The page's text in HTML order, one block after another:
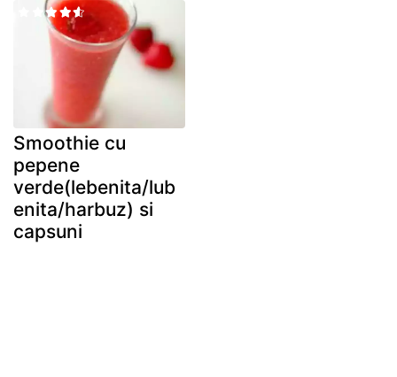
Smoothie cu
pepene
verde(lebenita/lub
enita/harbuz) si
capsuni